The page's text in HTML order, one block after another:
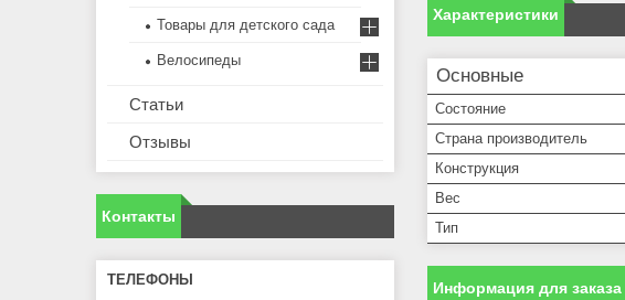
Характеристики
Основные
Состояние
Страна производитель
Конструкция
Вес
Тип
Информация для заказа
Товары для детского сада
Велосипеды
Статьи
Отзывы
Контакты